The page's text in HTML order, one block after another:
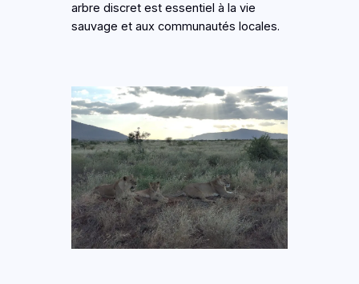
arbre discret est essentiel à la vie
sauvage et aux communautés locales.